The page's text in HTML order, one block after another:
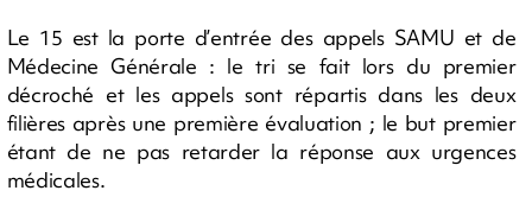
Le 15 est la porte d’entrée des appels SAMU et de
Médecine Générale : le tri se fait lors du premier
décroché et les appels sont répartis dans les deux
filières après une première évaluation ; le but premier
étant de ne pas retarder la réponse aux urgences
médicales.